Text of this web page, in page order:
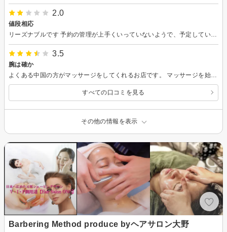
2.0
値段相応
リーズナブルです 予約の管理が上手くいっていないようで、予定していないお客さんが来たりして、スタッフさんがてんてこ舞いしていました。 技術は高くなく、タオルの生乾きのにおいもしていたので、リラックスするのは難しいかもしれません。
3.5
腕は確か
よくある中国の方がマッサージをしてくれるお店です。 マッサージを始めてすぐにお店に電話がかかってきたのですが、いきなりスタッフさんがいなくなり、カーテンを開けたまま(洋服も着ていて、うつぶせだったので、問題はありませんでしたが)しばらく放置されました。その後、ちゃんとタイマーをリセットしてくれましたけど(笑) ツボはきちんと押さえてほぐしてくださり、施術後は体すっきり。翌日は足のむくみが取れて体重も結構減っていました。 コスパ重視であれば問題ないと思います。
すべての口コミを見る
その他の情報を表示
Barbering Method produce byヘアサロン大野